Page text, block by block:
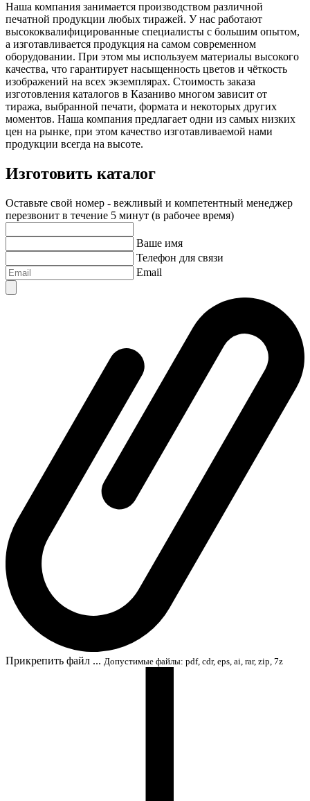
Наша компания занимается производством различной
печатной продукции любых тиражей. У нас работают
высококвалифицированные специалисты с большим опытом,
а изготавливается продукция на самом современном
оборудовании. При этом мы используем материалы высокого
качества, что гарантирует насыщенность цветов и чёткость
изображений на всех экземплярах. Стоимость заказа
изготовления каталогов в Казаниво многом зависит от
тиража, выбранной печати, формата и некоторых других
моментов. Наша компания предлагает одни из самых низких
цен на рынке, при этом качество изготавливаемой нами
продукции всегда на высоте.
Изготовить каталог
Оставьте свой номер - вежливый и компетентный менеджер
перезвонит в течение 5 минут (в рабочее время)
Ваше имя
Телефон для связи
Email
Прикрепить файл ... Допустимые файлы: pdf, cdr, eps, ai, rar, zip, 7z